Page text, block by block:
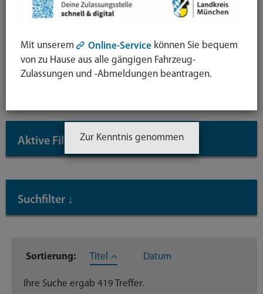
Ihre Suche
Taste
Suche in leichter Sprache
Aktive Filter ↓
Suchfilter ↓
Nachrichten
Sortierung: Titel Datum
Ihre Suche ergab 419 Treffer.
Mit unserem Online-Service können Sie bequem
von zu Hause aus alle gängigen Fahrzeug-
Zulassungen und -Abmeldungen beantragen.
Zur Kenntnis genommen